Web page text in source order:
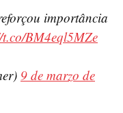
importância
BM4eql5MZe
9 de marzo de